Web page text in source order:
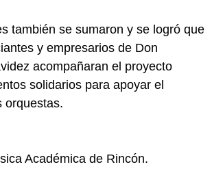
también se sumaron y se logró que
y empresarios de Don
acompañaran el proyecto
solidarios para apoyar el
orquestas.
Académica de Rincón.